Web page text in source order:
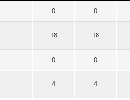
0 0
18 18
0 0
4 4